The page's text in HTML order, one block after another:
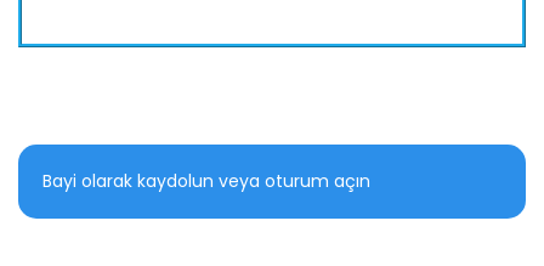
Bayi olarak kaydolun veya oturum açın